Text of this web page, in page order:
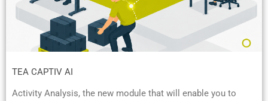
TEA CAPTIV AI
Activity Analysis, the new module that will enable you to